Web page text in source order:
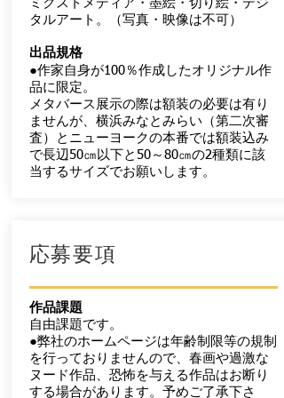
ミクストメディア・墨絵・切り絵・デジ
タルアート。（写真・映像は不可）
出品規格
●作家自身が100％作成したオリジナル作
品に限定。
​メタバース展示の際は額装の必要は有り
ませんが、横浜みなとみらい（第二次審
査）とニューヨークの本番では額装込み
で長辺50㎝以下と50～80㎝の2種類に該
当するサイズでお願いします。
​応募要項
作品課題
​自由課題です。
●弊社のホームページは年齢制限等の規制
を行っておりませんので、春画や過激な
ヌード作品、恐怖を与える作品はお断り
する場合があります。予めご了承下さ